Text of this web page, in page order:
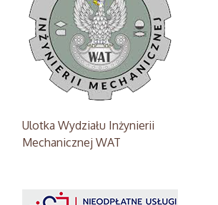
Ulotka Wydziału Inżynierii
Mechanicznej WAT